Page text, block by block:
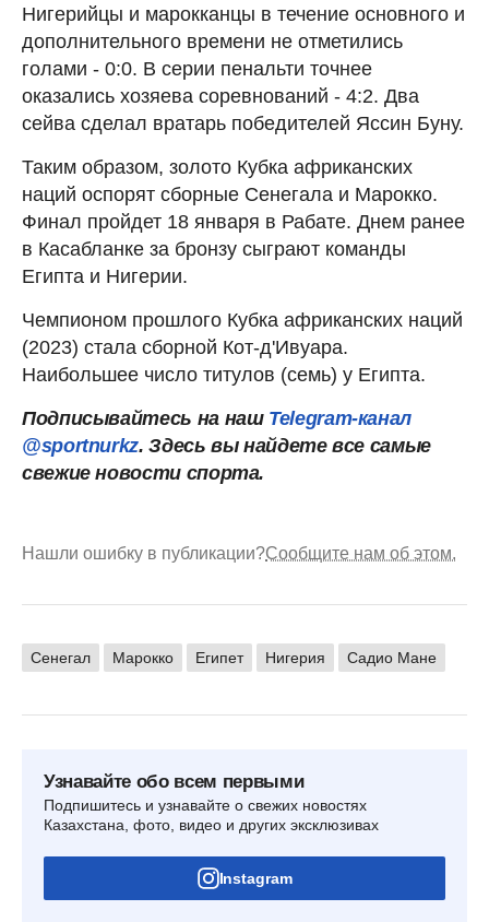
Нигерийцы и марокканцы в течение основного и
дополнительного времени не отметились
голами - 0:0. В серии пенальти точнее
оказались хозяева соревнований - 4:2. Два
сейва сделал вратарь победителей Яссин Буну.
Таким образом, золото Кубка африканских
наций оспорят сборные Сенегала и Марокко.
Финал пройдет 18 января в Рабате. Днем ранее
в Касабланке за бронзу сыграют команды
Египта и Нигерии.
Чемпионом прошлого Кубка африканских наций
(2023) стала сборной Кот-д'Ивуара.
Наибольшее число титулов (семь) у Египта.
Подписывайтесь на наш Telegram-канал
@sportnurkz. Здесь вы найдете все самые
свежие новости спорта.
Нашли ошибку в публикации?Сообщите нам об этом.
Сенегал Марокко Египет Нигерия Садио Мане
Узнавайте обо всем первыми
Подпишитесь и узнавайте о свежих новостях
Казахстана, фото, видео и других эксклюзивах
Instagram